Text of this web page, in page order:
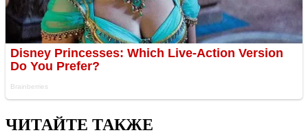
ЧИТАЙТЕ ТАКЖЕ